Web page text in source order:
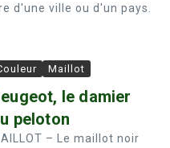
d'une ville ou d'un pays.
Maillot
le damier
peloton
– Le maillot noir